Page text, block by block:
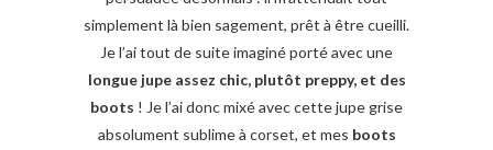
simplement là bien sagement, prêt à être cueilli.
Je l’ai tout de suite imaginé porté avec une
longue jupe assez chic, plutôt preppy, et des
boots ! Je l’ai donc mixé avec cette jupe grise
absolument sublime à corset, et mes boots